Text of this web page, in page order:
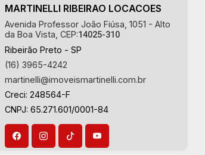
Santa Fé,
Aires,
Verde,
di Positano,
Monte
da Boa
Villa Victória, Bosque
Fazenda Santa Maria,
Residencial, Villa de
Jardim Canadá,
MARTINELLI RIBEIRAO LOCACOES
Avenida Professor João Fiúsa, 1051 - Alto
da Boa Vista, CEP:14025-310
Ribeirão Preto - SP
(16) 3965-4242
martinelli@imoveismartinelli.com.br
Creci: 248564-F
CNPJ: 65.271.601/0001-84